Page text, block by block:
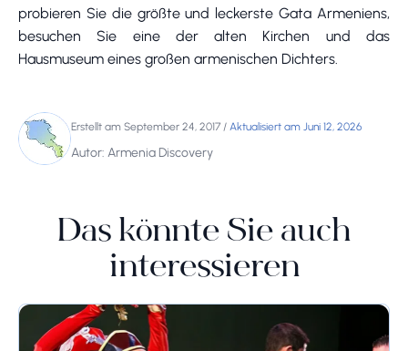
probieren Sie die größte und leckerste Gata Armeniens,
besuchen Sie eine der alten Kirchen und das
Hausmuseum eines großen armenischen Dichters.
Erstellt am September 24, 2017 / Aktualisiert am Juni 12, 2026
Autor: Armenia Discovery
Das könnte Sie auch
interessieren